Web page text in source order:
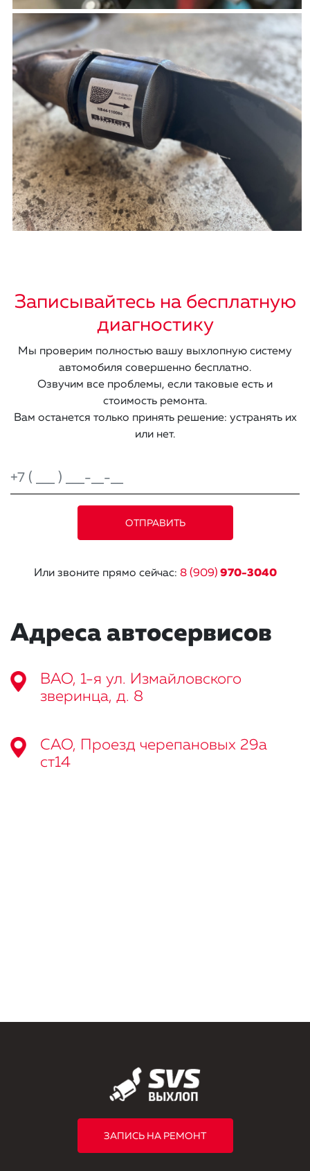
Записывайтесь на бесплатную
диагностику
Мы проверим полностью вашу выхлопную систему
автомобиля совершенно бесплатно.
Озвучим все проблемы, если таковые есть и
стоимость ремонта.
Вам останется только принять решение: устранять их
или нет.
Или звоните прямо сейчас: 8 (909) 970-3040
Адреса автосервисов
ВАО, 1-я ул. Измайловского
зверинца, д. 8
САО, Проезд черепановых 29а
ст14
ЗАПИСЬ НА РЕМОНТ